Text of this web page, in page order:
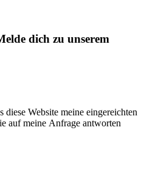
dich zu unserem
diese Website meine eingereichten
auf meine Anfrage antworten